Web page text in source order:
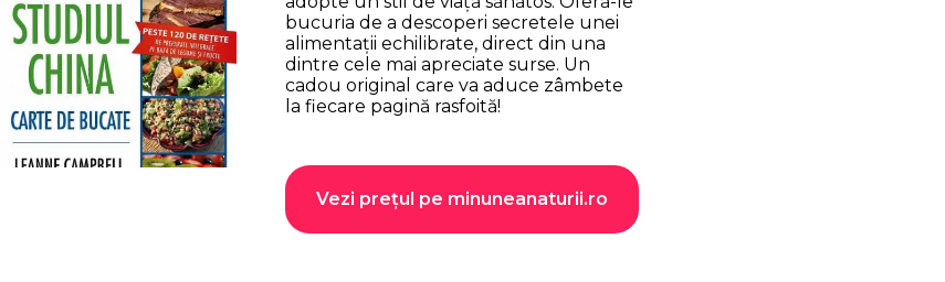
bucuria de a descoperi secretele unei
alimentații echilibrate, direct din una
dintre cele mai apreciate surse. Un
cadou original care va aduce zâmbete
la fiecare pagină rasfoită!
Vezi prețul pe minuneanaturii.ro